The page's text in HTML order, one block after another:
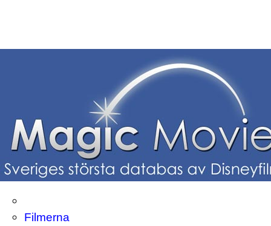
Filmerna